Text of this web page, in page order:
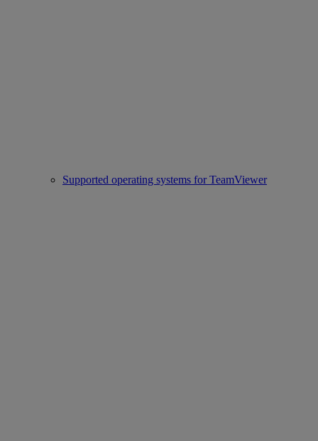
Supported operating systems for TeamViewer